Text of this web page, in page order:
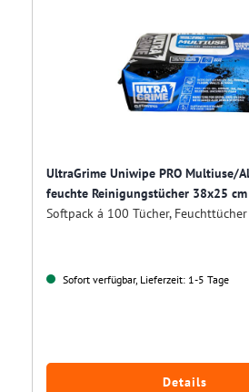
UltraGrime Uniwipe PRO Multiuse/
feuchte Reinigungstücher 38x25 cm
Softpack á 100 Tücher, Feuchttücher
Sofort verfügbar, Lieferzeit: 1-5 Tage
Details